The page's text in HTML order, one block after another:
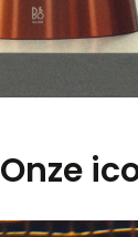
Onze